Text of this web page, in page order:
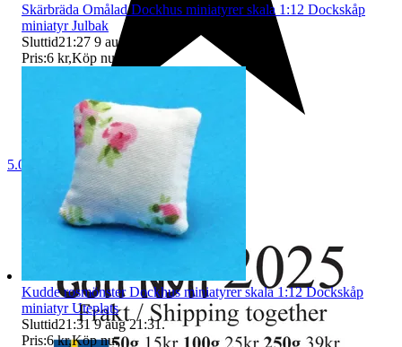
5.0
Skärbräda Omålad Dockhus miniatyrer skala 1:12 Dockskåp
miniatyr Julbak
Sluttid21:27 9 aug 21:27
Pris:6 kr,Köp nu.
Kudde rosmönster Dockhus miniatyrer skala 1:12 Dockskåp
miniatyr Uteplats
Sluttid21:31 9 aug 21:31.
Pris:6 kr,Köp nu.